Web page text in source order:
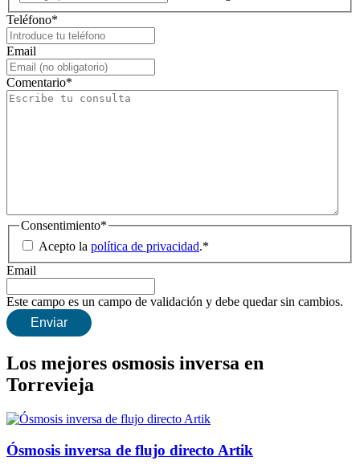
Teléfono*
Email
Comentario*
Consentimiento*
Acepto la política de privacidad.*
Email
Este campo es un campo de validación y debe quedar sin cambios.
Los mejores osmosis inversa en
Torrevieja
Ósmosis inversa de flujo directo Artik